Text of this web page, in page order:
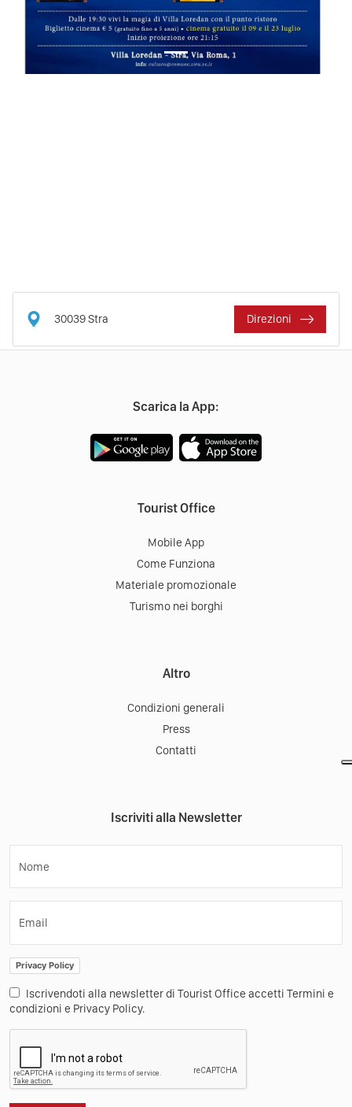
30039Stra Direzioni
Scarica la App:
Tourist Office
Mobile App
Come Funziona
Materiale promozionale
Turismo nei borghi
Altro
Condizioni generali
Press
Contatti
Iscriviti alla Newsletter
Nome
Email
Privacy Policy
Iscrivendoti alla newsletter di Tourist Office accetti Termini e
condizioni e Privacy Policy.